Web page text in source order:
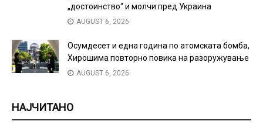
„достоинство“ и молчи пред Украина
AUGUST 6, 2026
Осумдесет и една година по атомската бомба,
Хирошима повторно повика на разоружување
AUGUST 6, 2026
НАЈЧИТАНО